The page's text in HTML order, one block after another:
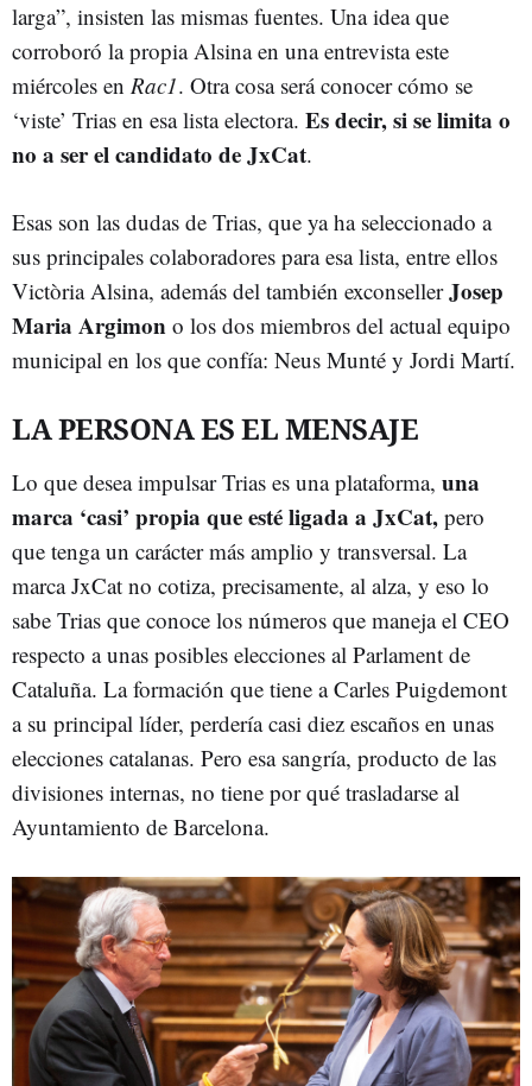
larga”, insisten las mismas fuentes. Una idea que
corroboró la propia Alsina en una entrevista este
miércoles en Rac1. Otra cosa será conocer cómo se
‘viste’ Trias en esa lista electora. Es decir, si se limita o
no a ser el candidato de JxCat.
Esas son las dudas de Trias, que ya ha seleccionado a
sus principales colaboradores para esa lista, entre ellos
Victòria Alsina, además del también exconsellerJosep
Maria Argimon o los dos miembros del actual equipo
municipal en los que confía: Neus Munté y Jordi Martí.
LA PERSONA ES EL MENSAJE
Lo que desea impulsar Trias es una plataforma, una
marca ‘casi’ propia que esté ligada a JxCat, pero
que tenga un carácter más amplio y transversal. La
marca JxCat no cotiza, precisamente, al alza, y eso lo
sabe Trias que conoce los números que maneja el CEO
respecto a unas posibles elecciones al Parlament de
Cataluña. La formación que tiene a Carles Puigdemont
a su principal líder, perdería casi diez escaños en unas
elecciones catalanas. Pero esa sangría, producto de las
divisiones internas, no tiene por qué trasladarse al
Ayuntamiento de Barcelona.